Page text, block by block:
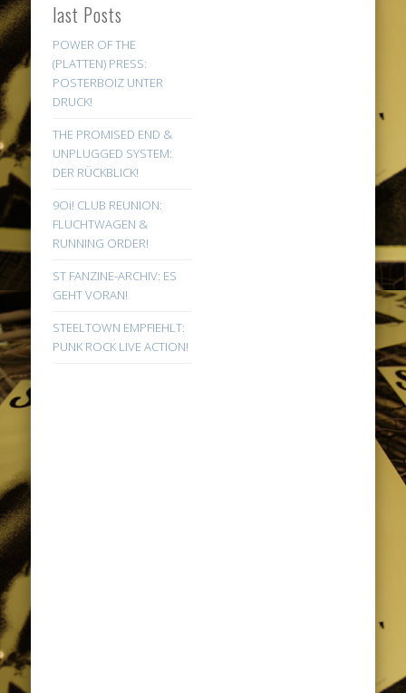
last Posts
POWER OF THE
(PLATTEN) PRESS:
POSTERBOIZ UNTER
DRUCK!
THE PROMISED END &
UNPLUGGED SYSTEM:
DER RÜCKBLICK!
9Oi! CLUB REUNION:
FLUCHTWAGEN &
RUNNING ORDER!
ST FANZINE-ARCHIV: ES
GEHT VORAN!
STEELTOWN EMPFIEHLT:
PUNK ROCK LIVE ACTION!